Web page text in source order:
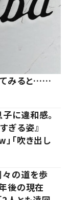
てみると……
に違和感。
ぎる姿』
「吹き出し
の道を歩
後の現在